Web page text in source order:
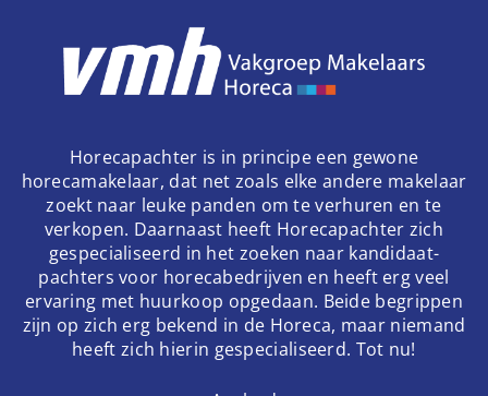
Horecapachter is in principe een gewone
horecamakelaar, dat net zoals elke andere makelaar
zoekt naar leuke panden om te verhuren en te
verkopen. Daarnaast heeft Horecapachter zich
gespecialiseerd in het zoeken naar kandidaat-
pachters voor horecabedrijven en heeft erg veel
ervaring met huurkoop opgedaan. Beide begrippen
zijn op zich erg bekend in de Horeca, maar niemand
heeft zich hierin gespecialiseerd. Tot nu!